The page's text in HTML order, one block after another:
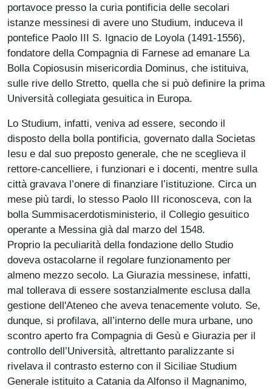
portavoce presso la curia pontificia delle secolari
istanze mes­sinesi di avere uno Studium, induceva il
pontefice Paolo III S. Ignacio de Loyola (1491-1556),
fondatore della Compagnia di Farnese ad emanare La
Bolla Copiosusin misericordia Dominus, che istituiva,
sulle rive dello Stretto, quella che si può definire la prima
Università collegiata gesuitica in Europa.
Lo Studium, infatti, veniva ad essere, secondo il
disposto della bolla pontificia, governato dalla Societas
Iesu e dal suo preposto generale, che ne sceglieva il
rettore-cancelliere, i funzionari e i docenti, mentre sulla
città gravava l’onere di finanziare l’istituzione. Circa un
mese più tardi, lo stesso Paolo III riconosceva, con la
bolla Summisacerdotisministerio, il Collegio gesuitico
operante a Messina già dal marzo del 1548.
Proprio la peculiarità della fondazione dello Studio
doveva ostacolarne il regolare funzionamento per
almeno mezzo secolo. La Giurazia messinese, infatti,
mal tollerava di essere sostanzialmente esclusa dalla
gestione dell'Ateneo che aveva tenacemente voluto. Se,
dunque, si profilava, all’interno delle mura urbane, uno
scontro aperto fra Compagnia di Gesù e Giurazia per il
controllo dell’Università, altrettanto paralizzante si
rivelava il contrasto esterno con il Siciliae Studium
Generale istituito a Catania da Alfonso il Magnanimo,